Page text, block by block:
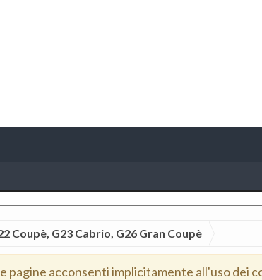
Coupè, G23 Cabrio, G26 Gran Coupè
pagine acconsenti implicitamente all'uso dei